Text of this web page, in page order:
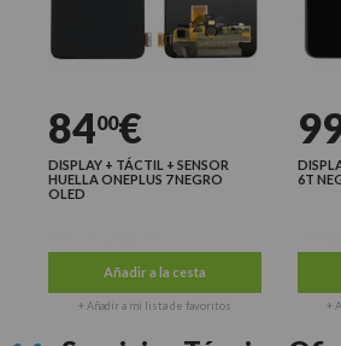
8400€
DISPLAY + TÁCTIL + SENSOR
HUELLA ONEPLUS 7 NEGRO
OLED
Añadir a la cesta
+ Añadir a mi lista de favoritos
6T
+